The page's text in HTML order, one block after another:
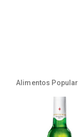
Alimentos